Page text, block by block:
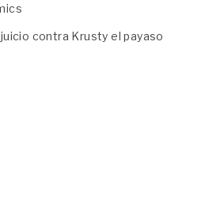
contra Krusty el payaso